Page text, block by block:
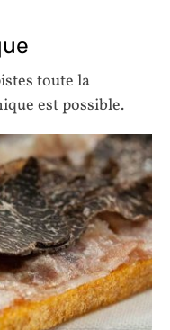
toute la
est possible.